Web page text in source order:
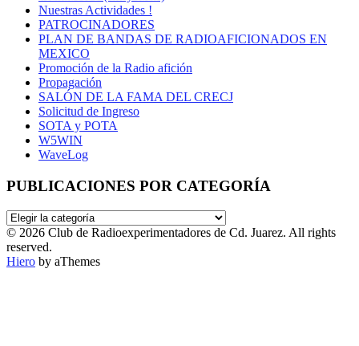
Nuestras Actividades !
PATROCINADORES
PLAN DE BANDAS DE RADIOAFICIONADOS EN
MEXICO
Promoción de la Radio afición
Propagación
SALÓN DE LA FAMA DEL CRECJ
Solicitud de Ingreso
SOTA y POTA
W5WIN
WaveLog
PUBLICACIONES POR CATEGORÍA
PUBLICACIONES
POR
CATEGORÍA
© 2026 Club de Radioexperimentadores de Cd. Juarez. All rights
reserved.
Hiero by aThemes